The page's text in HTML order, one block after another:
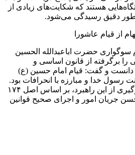
هستند که شکایت‌های زیادی از
طور دقیق رسیدگی می‌شود.
از قیام عاشورا
سوگواری حضرت اباعبدالله الحسین
را برگرفته از قانون اساسی و
دانست و گفت: قیام امام حسین (ع)
رسول خدا و مبارزه با انحرافات بود.
سازمان بازرسی نیز با الگوگیری از این راهبرد، بر اساس اصل ۱۷۴
جریان امور و اجرای صحیح قوانین